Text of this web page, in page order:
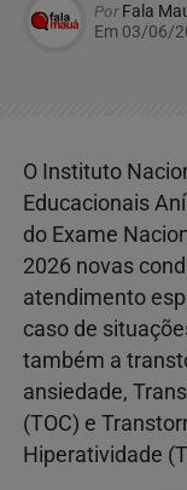
PorFala
Em 03/06/
O Instituto
Educacionais
do Exame
2026 novas
atendimento
caso de
também a
ansiedade,
(TOC) e
Hiperatividade